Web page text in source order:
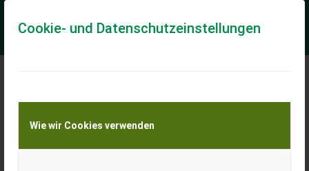
Cookie- und Datenschutzeinstellungen
Wie wir Cookies verwenden